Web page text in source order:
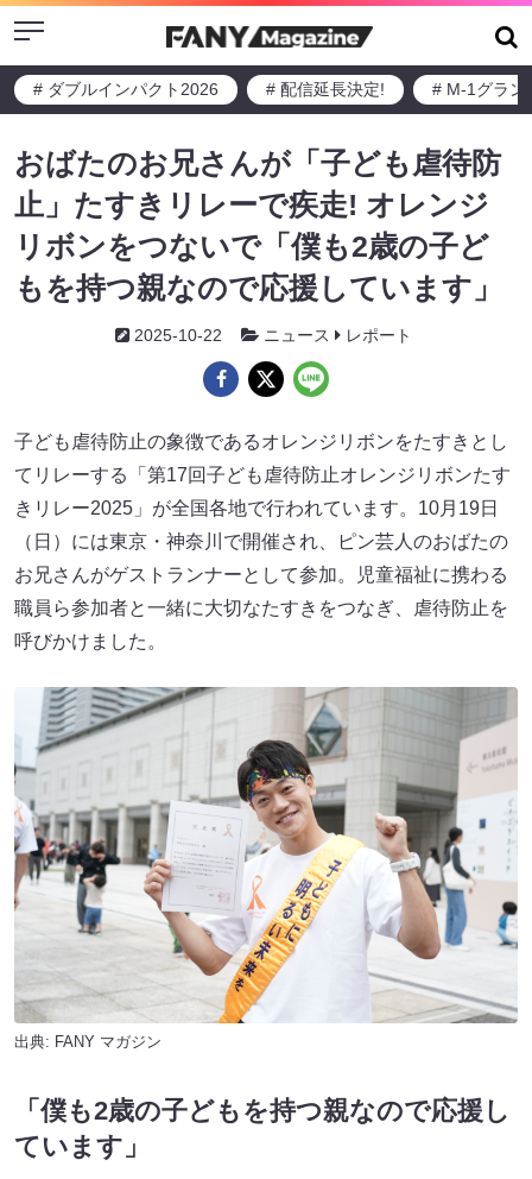
Menu
# ダブルインパクト2026 # 配信延長決定! # M-1グラン
おばたのお兄さんが「子ども虐待防
止」たすきリレーで疾走! オレンジ
リボンをつないで「僕も2歳の子ど
もを持つ親なので応援しています」
2025-10-22 ニュース レポート
子ども虐待防止の象徴であるオレンジリボンをたすきとし
てリレーする「第17回子ども虐待防止オレンジリボンたす
きリレー2025」が全国各地で行われています。10月19日
（日）には東京・神奈川で開催され、ピン芸人のおばたの
お兄さんがゲストランナーとして参加。児童福祉に携わる
職員ら参加者と一緒に大切なたすきをつなぎ、虐待防止を
呼びかけました。
出典: FANY マガジン
「僕も2歳の子どもを持つ親なので応援し
ています」